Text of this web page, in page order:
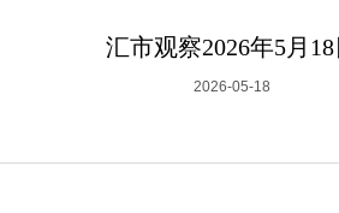
汇市观察2026年5月
2026-05-18